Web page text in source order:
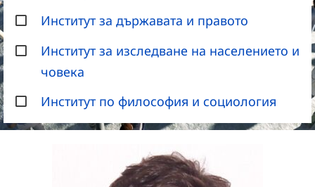
Институт за държавата и правото
Институт за изследване на населението и
човека
Институт по философия и социология